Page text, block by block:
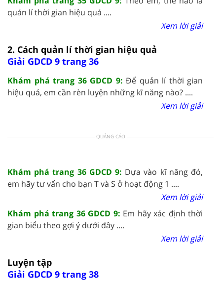
quản lí thời gian hiệu quả ....
Xem lời giải
2. Cách quản lí thời gian hiệu quả
Giải GDCD 9 trang 36
Khám phá trang 36 GDCD 9: Để quản lí thời gian
hiệu quả, em cần rèn luyện những kĩ năng nào? ....
Xem lời giải
QUẢNG CÁO
Khám phá trang 36 GDCD 9: Dựa vào kĩ năng đó,
em hãy tư vấn cho bạn T và S ở hoạt động 1 ....
Xem lời giải
Khám phá trang 36 GDCD 9: Em hãy xác định thời
gian biểu theo gợi ý dưới đây ....
Xem lời giải
Luyện tập
Giải GDCD 9 trang 38